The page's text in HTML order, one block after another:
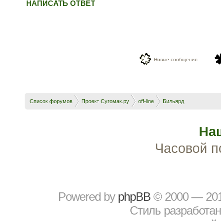
НАПИСАТЬ ОТВЕТ
Новые сообщения
Список форумов Проект Сугомак.ру off-line Бильярд
Часовой
Powered by рhрBВ © 2000 —
Стиль